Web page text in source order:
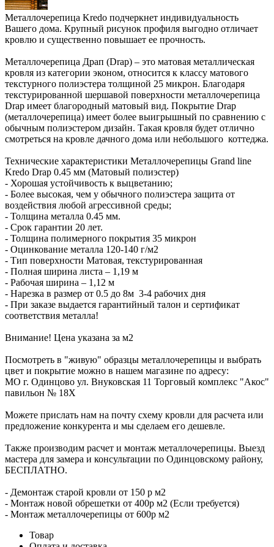
Металлочерепица Kredo подчеркнет индивидуальность
Вашего дома. Крупный рисунок профиля выгодно отличает
кровлю и существенно повышает ее прочность.
Металлочерепица Драп (Drap) – это матовая металлическая
кровля из категории эконом, относится к классу матового
текстурного полиэстера толщиной 25 микрон. Благодаря
текстурированной шершавой поверхности металлочерепица
Drap имеет благородный матовый вид. Покрытие Drap
(металлочерепица) имеет более выигрышный по сравнению с
обычным полиэстером дизайн. Такая кровля будет отлично
смотреться на кровле дачного дома или небольшого коттеджа.
Технические характеристики Металлочерепицы Grand line
Kredo Drap 0.45 мм (Матовый полиэстер)
- Хорошая устойчивость к выцветанию;
- Более высокая, чем у обычного полиэстера защита от
воздействия любой агрессивной среды;
- Толщина металла 0.45 мм.
- Срок гарантии 20 лет.
- Толщина полимерного покрытия 35 микрон
- Оцинкование металла 120-140 г/м2
- Тип поверхности Матовая, текстурированная
- Полная ширина листа – 1,19 м
- Рабочая ширина – 1,12 м
- Нарезка в размер от 0.5 до 8м 3-4 рабочих дня
- При заказе выдается гарантийный талон и сертификат
соответствия металла!
Внимание! Цена указана за м2
Посмотреть в "живую" образцы металлочерепицы и выбрать
цвет и покрытие можно в нашем магазине по адресу:
МО г. Одинцово ул. Внуковская 11 Торговый комплекс "Акос"
павильон № 18Х
Можете прислать нам на почту схему кровли для расчета или
предложение конкурента и мы сделаем его дешевле.
Также производим расчет и монтаж металлочерепицы. Выезд
мастера для замера и консультации по Одинцовскому району,
БЕСПЛАТНО.
- Демонтаж старой кровли от 150 р м2
- Монтаж новой обрешетки от 400р м2 (Если требуется)
- Монтаж металлочерепицы от 600р м2
Товар